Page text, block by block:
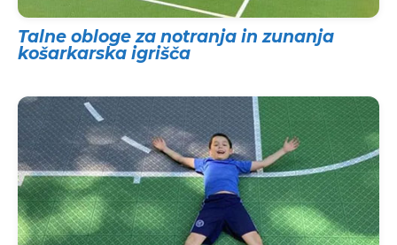
Talne obloge za notranja in zunanja
košarkarska igrišča